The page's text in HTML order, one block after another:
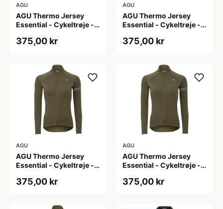
AGU
AGU Thermo Jersey
Essential - Cykeltrøje -
L
375,00 kr
AGU
AGU Thermo Jersey
Essential - Cykeltrøje -
M
375,00 kr
AGU
AGU Thermo Jersey
Essential - Cykeltrøje -
S
375,00 kr
AGU
AGU Thermo Jersey
Essential - Cykeltrøje -
XL
375,00 kr